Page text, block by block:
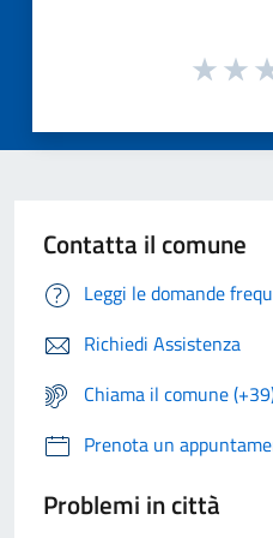
Contatta il comune
Leggi le domande
Richiedi Assistenza
Chiama il comune
Prenota un
Problemi in città